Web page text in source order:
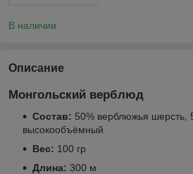
В наличии
Описание
Монгольский верблюд
Состав: 50% верблюжья шерсть,
высокообъёмный
Вес: 100 гр
Длина: 300 м